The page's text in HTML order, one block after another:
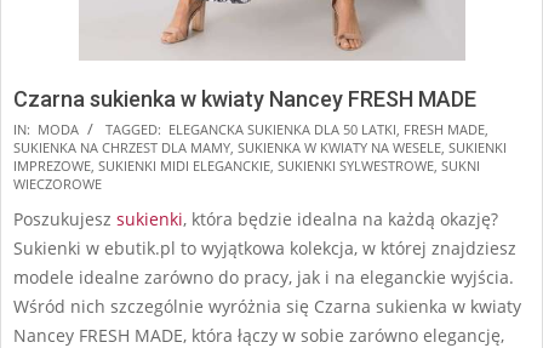
Czarna sukienka w kwiaty Nancey FRESH MADE
2024-
09-
18
IN: MODA TAGGED: ELEGANCKA SUKIENKA DLA 50 LATKI FRESH MADE
SUKIENKA NA CHRZEST DLA MAMY SUKIENKA W KWIATY NA WESELE SUKIENKI
IMPREZOWE SUKIENKI MIDI ELEGANCKIE SUKIENKI SYLWESTROWE SUKNI
WIECZOROWE
Poszukujesz sukienki, która będzie idealna na każdą okazję?
Sukienki w ebutik.pl to wyjątkowa kolekcja, w której znajdziesz
modele idealne zarówno do pracy, jak i na eleganckie wyjścia.
Wśród nich szczególnie wyróżnia się Czarna sukienka w kwiaty
Nancey FRESH MADE, która łączy w sobie zarówno elegancję,